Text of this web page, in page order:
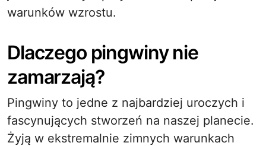
warunków wzrostu.
Dlaczego pingwiny nie
zamarzają?
Pingwiny to jedne z najbardziej uroczych i
fascynujących stworzeń na naszej planecie.
Żyją w ekstremalnie zimnych warunkach